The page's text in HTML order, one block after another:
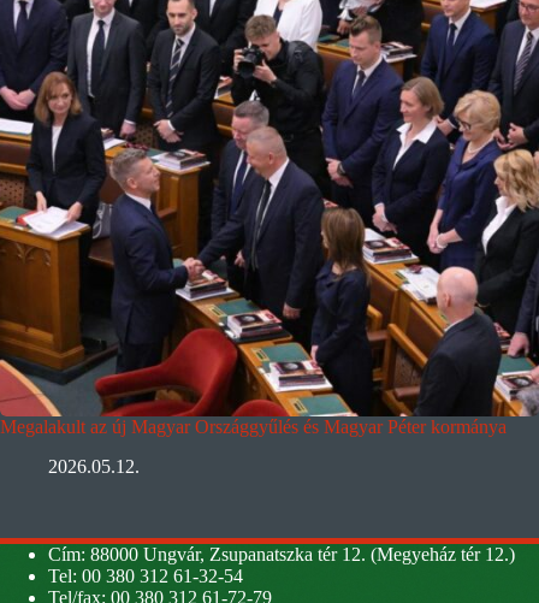
Megalakult az új Magyar Országgyűlés és Magyar Péter kormánya
2026.05.12.
Cím: 88000 Ungvár, Zsupanatszka tér 12. (Megyeház tér 12.)
Tel: 00 380 312 61-32-54
Tel/fax: 00 380 312 61-72-79